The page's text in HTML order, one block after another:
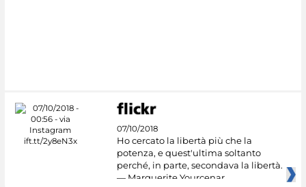
07/10/2018
Ho cercato la libertà più che la
potenza, e quest'ultima soltanto
perché, in parte, secondava la libertà.
— Marguerite Yourcenar